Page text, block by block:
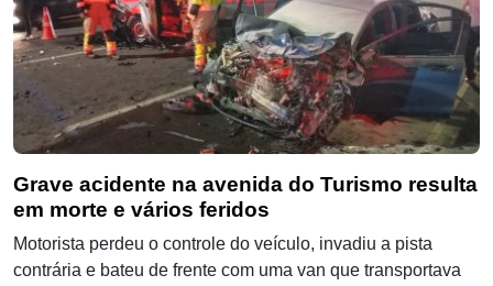
Grave acidente na avenida do Turismo resulta
em morte e vários feridos
Motorista perdeu o controle do veículo, invadiu a pista
contrária e bateu de frente com uma van que transportava